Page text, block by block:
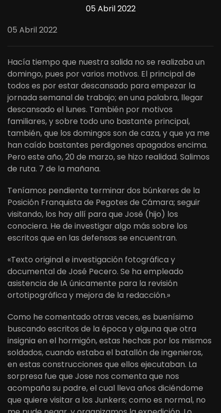
05 Abril 2022
05 Abril 2022
Hacía tiempo que nuestra salida no se realizaba un
domingo, pues por varios motivos. El principal de
todos es por estar descansado para empezar la
jornada semanal de trabajo; en una palabra, llegar
descansado el lunes. También por motivos
familiares, y sobre todo uno bastante principal,
también, que los domingos son de caza, y que ya me
han caído bastantes perdigones apagados encima.
Pero este año, 20 de marzo, se hizo realidad. Salimos
de ruta. 7 de la mañana.
Teníamos pendiente terminar dos búnkeres de la
Posición Franquista de Pegotes de Cámara; seguir
visitando, los hay allí para que José (hijo) los
conociera. He de investigar algo más sobre los
escritos que en las defensas se encuentran.
«Texto original e investigación fotográfica y
documental de José Pecero. Se ha empleado
asistencia de IA únicamente para la revisión
ortotipográfica y mejora de la redacción.»
Como he comentado otras veces, es buenísimo
buscando escritos de la época y alguna que otra
insignia en el hormigón, estas hechas por los mismos
soldados, cuando estaba el batallón de ingenieros,
en estas construcciones que ellos ejecutaban. La
sorpresa fue que Jose nos comenta que nos
acompaña su padre, el cual lleva años diciéndome
que quiere visitar a los Junkers; como es normal, no